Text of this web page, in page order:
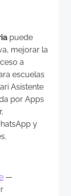
puede
mejorar la
a
escuelas
Asistente
por Apps
y
—